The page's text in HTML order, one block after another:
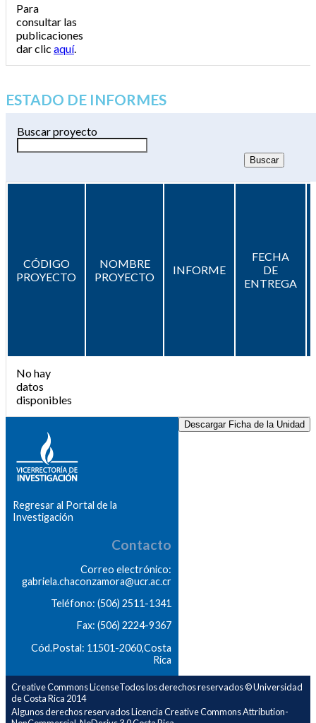
Para
consultar las
publicaciones
dar clic aquí.
ESTADO DE INFORMES
Buscar proyecto
CÓDIGO
PROYECTO
NOMBRE
PROYECTO
INFORME
FECHA
DE
ENTREGA
No hay
datos
disponibles
Descargar Ficha de la Unidad
Regresar al Portal de la
Investigación
Contacto
Correo electrónico:
gabriela.chaconzamora@ucr.ac.cr
Teléfono: (506) 2511-1341
Fax: (506) 2224-9367
Cód.Postal: 11501-2060,Costa
Rica
Creative Commons LicenseTodos los derechos reservados © Universidad
de Costa Rica 2014
Algunos derechos reservados Licencia Creative Commons Attribution-